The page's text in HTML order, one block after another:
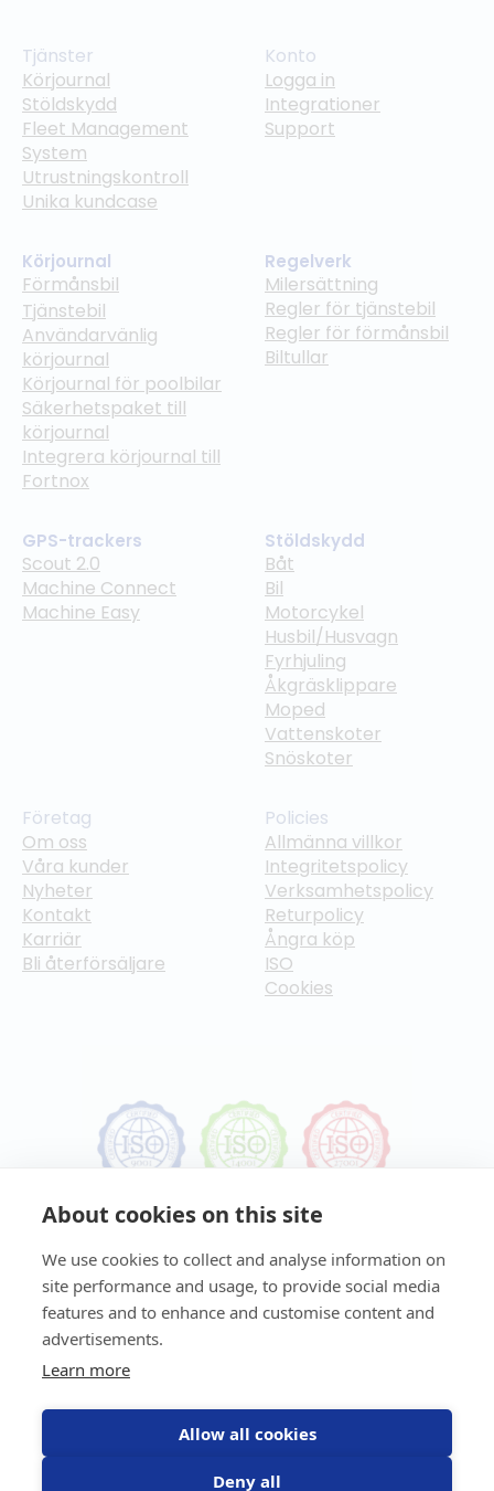
About cookies on this site
We use cookies to collect and analyse information on
site performance and usage, to provide social media
features and to enhance and customise content and
advertisements.
Learn more
Allow all cookies
Deny all
Tjänster
Körjournal
Stöldskydd
Fleet Management
System
Utrustningskontroll
Unika kundcase
Konto
Logga in
Integrationer
Support
Körjournal
Förmånsbil
Tjänstebil
Användarvänlig
körjournal
Körjournal för poolbilar
Säkerhetspaket till
körjournal
Integrera körjournal till
Fortnox
Regelverk
Milersättning
Regler för tjänstebil
Regler för förmånsbil
Biltullar
GPS-trackers
Scout 2.0
Machine Connect
Machine Easy
Stöldskydd
Båt
Bil
Motorcykel
Husbil/Husvagn
Fyrhjuling
Åkgräsklippare
Moped
Vattenskoter
Snöskoter
Företag
Om oss
Våra kunder
Nyheter
Kontakt
Karriär
Bli återförsäljare
Policies
Allmänna villkor
Integritetspolicy
Verksamhetspolicy
Returpolicy
Ångra köp
ISO
Cookies
Missa inte senaste uppdateringar, nyheterna eller
erbjudanden från oss!